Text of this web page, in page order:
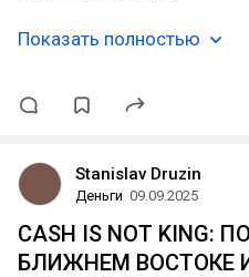
Показать полностью
Stanislav Druzin
Деньги 09.09.2025
CASH IS NOT KING:
БЛИЖНЕМ ВОСТОКЕ